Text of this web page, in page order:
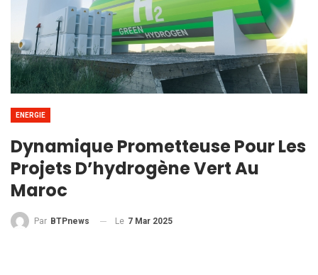
ENERGIE
Dynamique Prometteuse Pour Les
Projets D’hydrogène Vert Au
Maroc
Par BTPnews Le 7 Mar 2025